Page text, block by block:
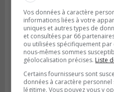
SAINT-HUBERT
Vos données à caractère
informations liées à votre
uniques et autres types de
et consultées par 66
ou utilisées spécifiquement
nous-mêmes sommes
géolocalisation précises. Liste
Certains fournisseurs sont
données à caractère
légitime. Vous pouvez vous y